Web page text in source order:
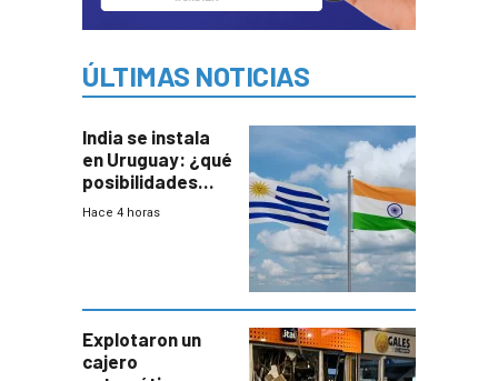
ÚLTIMAS NOTICIAS
India se instala
en Uruguay: ¿qué
posibilidades
genera este
Hace 4 horas
Explotaron un
cajero